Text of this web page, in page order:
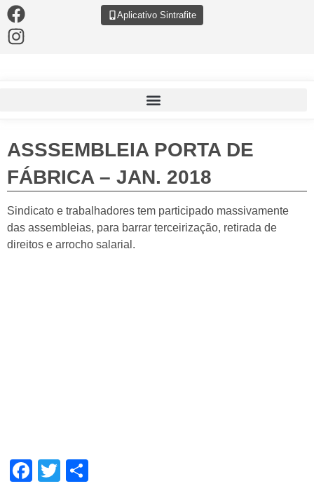
Aplicativo Sintrafite
ASSSEMBLEIA PORTA DE
FÁBRICA – JAN. 2018
Sindicato e trabalhadores tem participado massivamente
das assembleias, para barrar terceirização, retirada de
direitos e arrocho salarial.
Facebook
Twitter